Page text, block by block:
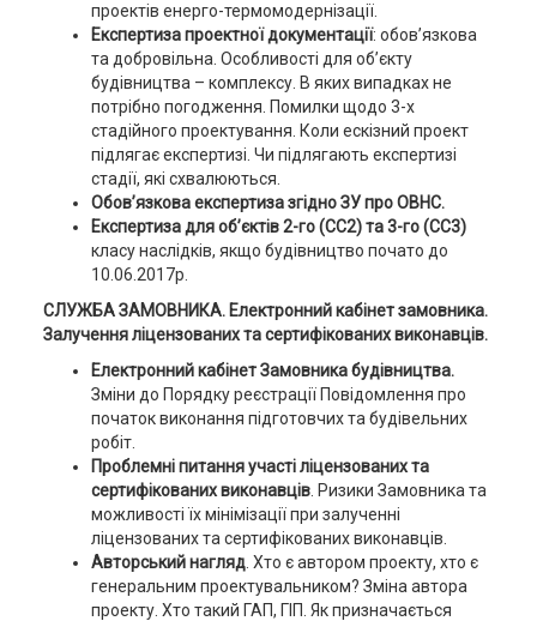
проектів енерго-термомодернізації.
Експертиза проектної документації: обов’язкова
та добровільна. Особливості для об’єкту
будівництва – комплексу. В яких випадках не
потрібно погодження. Помилки щодо 3-х
стадійного проектування. Коли ескізний проект
підлягає експертизі. Чи підлягають експертизі
стадії, які схвалюються.
Обов’язкова експертиза згідно ЗУ про ОВНС.
Експертиза для об’єктів 2-го (СС2) та 3-го (СС3)
класу наслідків, якщо будівництво почато до
10.06.2017р.
СЛУЖБА ЗАМОВНИКА. Електронний кабінет замовника.
Залучення ліцензованих та сертифікованих виконавців.
Електронний кабінет Замовника будівництва.
Зміни до Порядку реєстрації Повідомлення про
початок виконання підготовчих та будівельних
робіт.
Проблемні питання участі ліцензованих та
сертифікованих виконавців. Ризики Замовника та
можливості їх мінімізації при залученні
ліцензованих та сертифікованих виконавців.
Авторський нагляд. Хто є автором проекту, хто є
генеральним проектувальником? Зміна автора
проекту. Хто такий ГАП, ГІП. Як призначається